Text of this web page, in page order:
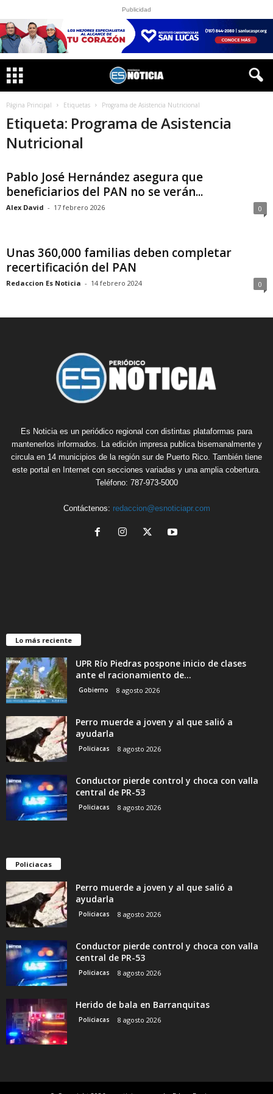
Publicidad
Página Principal Etiquetas Programa de Asistencia Nutricional
Etiqueta: Programa de Asistencia
Nutricional
Pablo José Hernández asegura que
beneficiarios del PAN no se verán...
Alex David - 17 febrero 2026 0
Unas 360,000 familias deben completar
recertificación del PAN
Redaccion Es Noticia - 14 febrero 2024 0
Es Noticia es un periódico regional con distintas plataformas para
mantenerlos informados. La edición impresa publica bisemanalmente y
circula en 14 municipios de la región sur de Puerto Rico. También tiene
este portal en Internet con secciones variadas y una amplia cobertura.
Teléfono: 787-973-5000
Contáctenos: redaccion@esnoticiapr.com
Lo más reciente
UPR Río Piedras pospone inicio de clases
ante el racionamiento de...
Gobierno 8 agosto 2026
Perro muerde a joven y al que salió a
ayudarla
Policiacas 8 agosto 2026
Conductor pierde control y choca con valla
central de PR-53
Policiacas 8 agosto 2026
Policiacas
Perro muerde a joven y al que salió a
ayudarla
Policiacas 8 agosto 2026
Conductor pierde control y choca con valla
central de PR-53
Policiacas 8 agosto 2026
Herido de bala en Barranquitas
Policiacas 8 agosto 2026